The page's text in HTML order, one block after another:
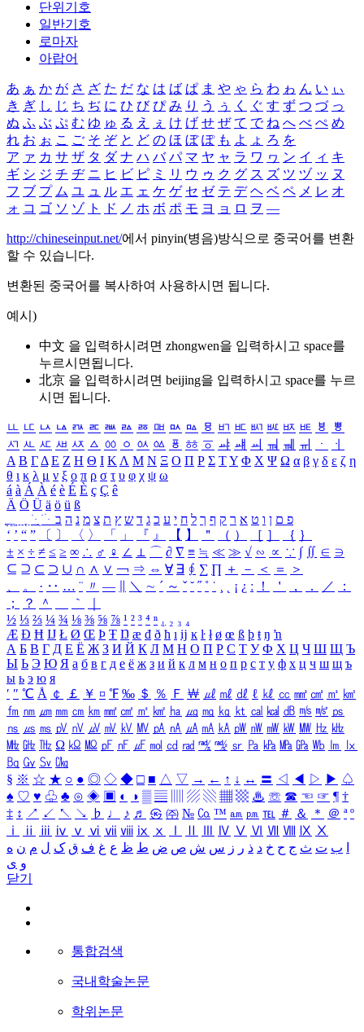
단위기호
일반기호
로마자
아랍어
あ ぁ か が さ ざ た だ な は ば ぱ ま や ゃ ら わ ゎ ん い ぃ
き ぎ し じ ち ぢ に ひ び ぴ み り う ぅ く ぐ す ず つ づ っ
ぬ ふ ぶ ぷ む ゆ ゅ る え ぇ け げ せ ぜ て で ね へ べ ぺ め
れ お ぉ こ ご そ ぞ と ど の ほ ぼ ぽ も よ ょ ろ を
ア ァ カ サ ザ タ ダ ナ ハ バ パ マ ヤ ャ ラ ワ ヮ ン イ ィ キ
ギ シ ジ チ ヂ ニ ヒ ビ ピ ミ リ ウ ゥ ク グ ス ズ ツ ヅ ッ ヌ
フ ブ プ ム ユ ュ ル エ ェ ケ ゲ セ ゼ テ デ ヘ ベ ペ メ レ オ
ォ コ ゴ ソ ゾ ト ド ノ ホ ボ ポ モ ヨ ョ ロ ヲ ―
http://chineseinput.net/에서 pinyin(병음)방식으로 중국어를 변환
할 수 있습니다.
변환된 중국어를 복사하여 사용하시면 됩니다.
예시)
中文 을 입력하시려면 zhongwen을 입력하시고 space를
누르시면됩니다.
北京 을 입력하시려면 beijing을 입력하시고 space를 누르
시면 됩니다.
ㅥ ㅦ ㅧ ㅨ ㅩ ㅪ ㅫ ㅬ ㅭ ㅮ ㅯ ㅰ ㅱ ㅲ ㅳ ㅴ ㅵ ㅶ ㅷ ㅸ
ㅹ
ㅺ ㅻ ㅼ ㅽ ㅾ ㅿ ㆀ ㆁ ㆂ ㆃ ㆄ ㆅ ㆆ ㆇ ㆈ ㆉ ㆊ ㆋ ㆌ ㆍ
ㆎ
Α Β ΓΔ Ε Ζ Η Θ Ι ΚΛ Μ Ν Ξ Ο Π Ρ Σ ΤΥ Φ Χ Ψ Ω α β γ δ ε ζ η
θ ι κ λ μ ν ξ ο π ρ σ τ υ φ χ ψ ω
á à Á À é è É È ç Ç ê
Ä Ö Ü ä ö ü ß
ִֶֹ ֻּ ׁׂ פ ם ן ו ט א ר ק ף ך ל ח י ע כ ג ד ש ץ ת צ מ נ ה ב
‘ ’ “ ” 〔 〕 〈 〉 「 」 『 』 【 】 ＂ （ ） ［ ］ ｛ ｝
± × ÷ ≠ ≤ ≥ ∞ ∴ ♂ ♀ ∠ ⊥ ⌒ ∂ ∇ ≡ ≒ ≪ ≫ √ ∽ ∝ ∵ ∫ ∬ ∈ ∋
⊆ ⊇ ⊂ ⊃ ∪ ∩ ∧ ∨ ￢ ⇒ ⇔ ∀ ∃ ∮ ∑ ∏ ＋ － ＜ ＝
＞
、
。 · ‥ … ¨ 〃 ― ＼ ∼ ´ ～ ˇ ˘ ˝ ˚ ˙ ¸ ¡ ¿ ː ！ ＇ ， ． ／
：
；
？ ＾ ｀
½ ⅓ ⅔ ¼ ¾ ⅛ ⅜ ⅝ ⅞ ¹ ² ³ ⁴ ⁿ ₁ ₂ ₃ ₄
Æ Ð Ħ Ĳ Ł Ø Œ Þ Ŧ Ŋ æ đ ð ħ ı ĳ ĸ ŀ ł ø œ ß þ ŧ ŋ ŉ
А Б В Г Д Е Ё Ж З И Й К Л М Н О П Р С Т У Ф Х Ц Ч Ш Щ Ъ
Ы Ь Э Ю Я а б в г д е ё ж з и й к л м н о п р с т у ф х ц ч ш щ ъ
ы ь э ю я
′ ″ ℃ Å ￠ ￡ ￥ ¤ ℉ ‰ ＄ ％ Ｆ ￦ ㎕ ㎖ ㎗ ℓ ㎘ ㏄ ㎣ ㎤ ㎥ ㎦
㎙ ㎚ ㎛ ㎜ ㎝ ㎞ ㎟ ㎠ ㎡ ㎢ ㏊ ㎍ ㎎ ㎏ ㏏ ㎈ ㎉ ㏈ ㎧ ㎨ ㎰
㎱ ㎲ ㎳ ㎴ ㎵ ㎶ ㎷ ㎸ ㎹ ㎀ ㎁ ㎂ ㎃ ㎄ ㎺ ㎻ ㎽ ㎾ ㎿ ㎐ ㎑
㎒ ㎓ ㎔ Ω ㏀ ㏁ ㎊ ㎋ ㎌ ㏖ ㏅ ㎭ ㎮ ㎯ ㏛ ㎩ ㎪ ㎫ ㎬ ㏝ ㏐
㏓
㏃ ㏉ ㏜ ㏆
§ ※ ☆ ★ ○ ● ◎ ◇ ◆ □ ■ △ ▽ → ← ↑ ↓ ↔ 〓 ◁ ◀ ▷ ▶ ♤
♠ ♡ ♥ ♧ ♣ ⊙ ◈ ▣ ◐ ◑ ▒ ▤ ▨ ▧ ▦ ▩ ♨ ☏ ☎ ☜ ☞ ¶ †
‡ ↕ ↗ ↙ ↖ ↘ ♭ ♩ ♪ ♬ ㉿ ㈜ № ㏇ ™ ㏂ ㏘ ℡ ＃ ＆ ＊ ＠ ª º
ⅰ
ⅱ ⅲ ⅳ ⅴ ⅵ ⅶ ⅷ ⅸ ⅹ Ⅳ Ⅴ Ⅵ Ⅶ Ⅷ Ⅸ Ⅹ
ب ت ث ج ح خ د ذ ر ز س ش ص ض ط ظ ع غ ف ق ک ل م ن ه
و ی
닫기
통합검색
국내학술논문
학위논문